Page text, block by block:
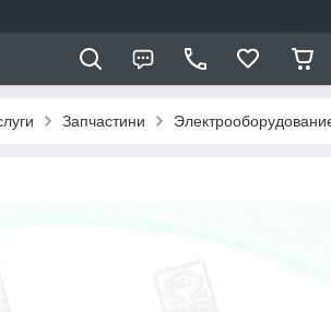
Запчастини